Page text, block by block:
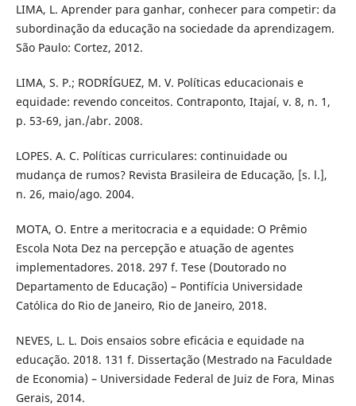
LIMA, L. Aprender para ganhar, conhecer para competir: da
subordinação da educação na sociedade da aprendizagem.
São Paulo: Cortez, 2012.
LIMA, S. P.; RODRÍGUEZ, M. V. Políticas educacionais e
equidade: revendo conceitos. Contraponto, Itajaí, v. 8, n. 1,
p. 53-69, jan./abr. 2008.
LOPES. A. C. Políticas curriculares: continuidade ou
mudança de rumos? Revista Brasileira de Educação, [s. l.],
n. 26, maio/ago. 2004.
MOTA, O. Entre a meritocracia e a equidade: O Prêmio
Escola Nota Dez na percepção e atuação de agentes
implementadores. 2018. 297 f. Tese (Doutorado no
Departamento de Educação) – Pontifícia Universidade
Católica do Rio de Janeiro, Rio de Janeiro, 2018.
NEVES, L. L. Dois ensaios sobre eficácia e equidade na
educação. 2018. 131 f. Dissertação (Mestrado na Faculdade
de Economia) – Universidade Federal de Juiz de Fora, Minas
Gerais, 2014.